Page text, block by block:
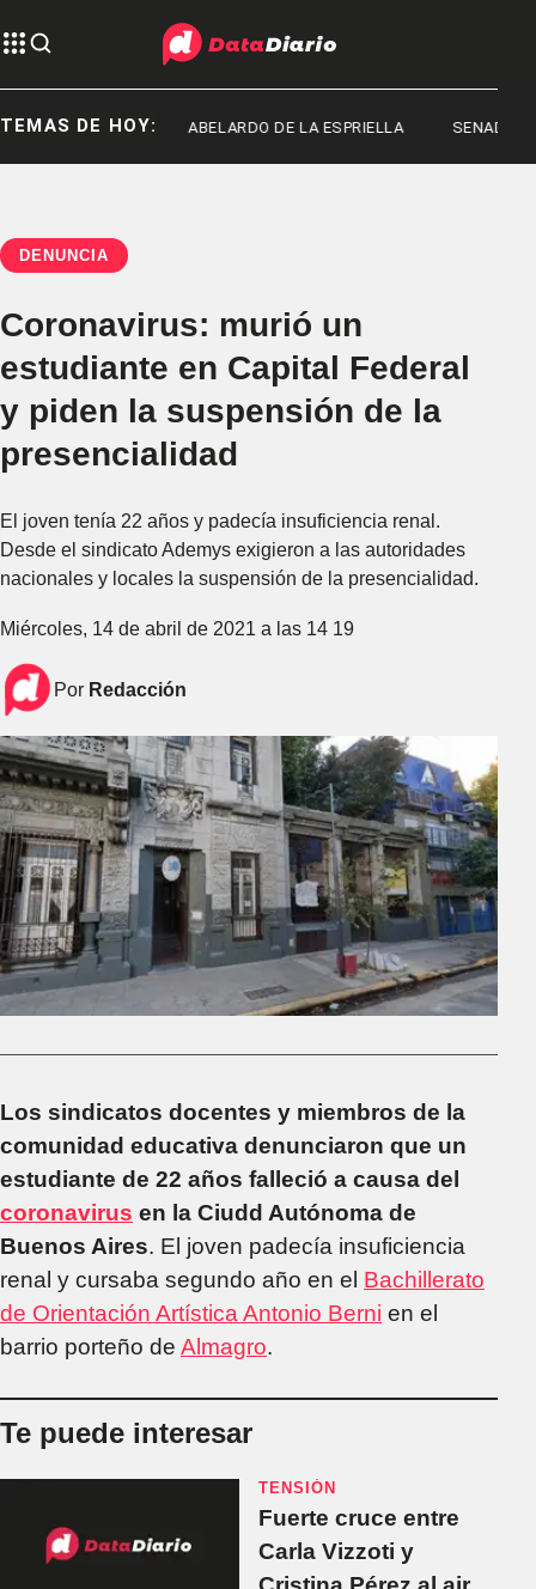
TEMAS DE HOY:
MACHADO ABELARDO DE LA ESPRIELLA SENADO
DENUNCIA
Coronavirus: murió un
estudiante en Capital Federal
y piden la suspensión de la
presencialidad
El joven tenía 22 años y padecía insuficiencia renal.
Desde el sindicato Ademys exigieron a las autoridades
nacionales y locales la suspensión de la presencialidad.
Miércoles, 14 de abril de 2021 a las 14 19
Por Redacción
Los sindicatos docentes y miembros de la
comunidad educativa denunciaron que un
estudiante de 22 años falleció a causa del
coronavirus en la Ciudd Autónoma de
Buenos Aires. El joven padecía insuficiencia
renal y cursaba segundo año en el Bachillerato
de Orientación Artística Antonio Berni en el
barrio porteño de Almagro.
Te puede interesar
TENSIÓN
Fuerte cruce entre
Carla Vizzoti y